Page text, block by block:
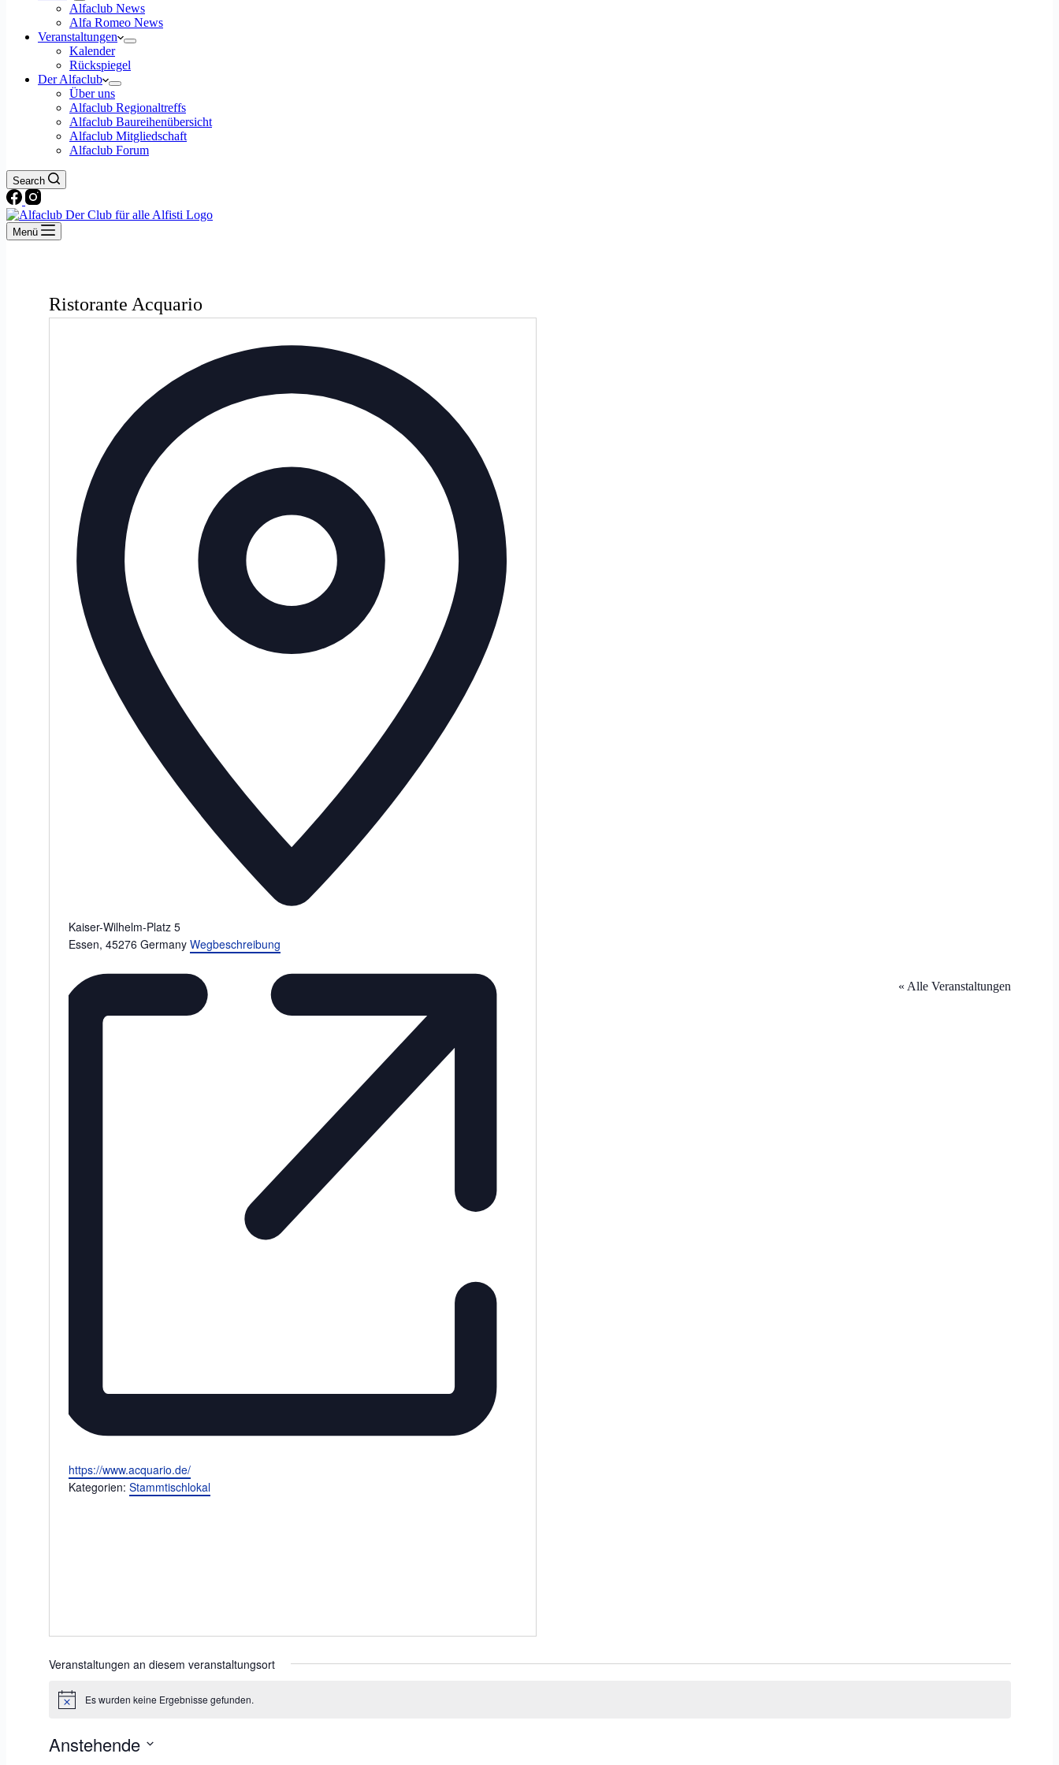
Alfaclub News
Alfa Romeo News
Veranstaltungen
Kalender
Rückspiegel
Der Alfaclub
Über uns
Alfaclub Regionaltreffs
Alfaclub Baureihenübersicht
Alfaclub Mitgliedschaft
Alfaclub Forum
Search
Menü
Ristorante Acquario
« Alle Veranstaltungen
Kaiser-Wilhelm-Platz 5
Essen, 45276 Germany Wegbeschreibung
Webseite
https://www.acquario.de/
Kategorien: Stammtischlokal
Veranstaltungen an diesem veranstaltungsort
HinweisEs wurden keine Ergebnisse gefunden.
Anstehende